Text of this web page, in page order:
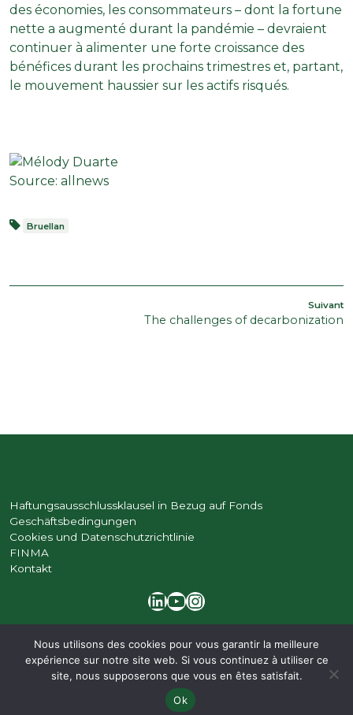
des économies, les consommateurs – dont la fortune
nette a augmenté durant la pandémie – devraient
continuer à alimenter une forte croissance des
bénéfices durant les prochains trimestres et, partant,
le mouvement haussier sur les actifs risqués.
Source: allnews
Bruellan
Suivant
The challenges of decarbonization
Haftungsausschlussklausel in Bezug auf Fonds
Geschäftsbedingungen
Cookies und Datenschutzrichtlinie
FINMA
Kontakt
LinkedIn
YouTube
Instagram
2026 | Bruellan
A WordPress integration devsector.ch lafabrique.ch
Nous utilisons des cookies pour vous garantir la meilleure
expérience sur notre site web. Si vous continuez à utiliser ce
site, nous supposerons que vous en êtes satisfait.
Ok